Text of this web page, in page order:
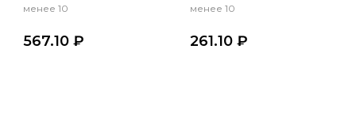
(мятая упаковка)
менее 10
567.10 ₽
(мятая упаковка)
менее 10
261.10 ₽